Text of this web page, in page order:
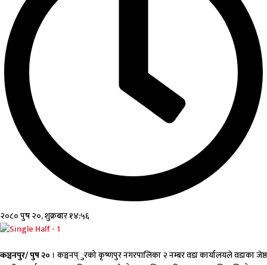
२०८० पुष २०, शुक्रबार १४:५६
कञ्चनपुर/ पुष २० । कञ्चनप्ुरको कृष्णपुर नगरपालिका २ नम्बर वडा कार्यालयले वडाका जेष्ठ